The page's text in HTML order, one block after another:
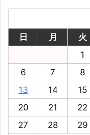
日
月 火
1
6
7 8
13
14 15
20
21 22
27
28 29